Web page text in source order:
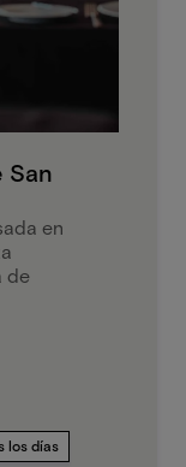
San
en
de
los días